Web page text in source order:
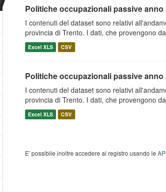
Politiche occupazionali passive anno
I contenuti del dataset sono relativi
provincia di Trento. I dati, che provengono
Excel XLS CSV
Politiche occupazionali passive anno
I contenuti del dataset sono relativi
provincia di Trento. I dati, che provengono
Excel XLS CSV
E' possibile inoltre accedere al registro usando le